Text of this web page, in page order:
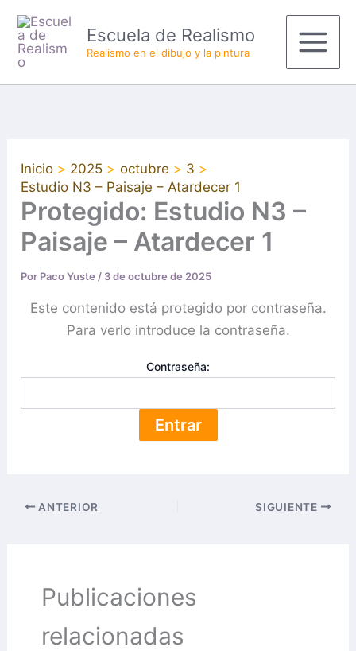
contenido
Escuela de Realismo
Realismo en el dibujo y la pintura
Main
Menu
Inicio 2025 octubre
3
Estudio N3 – Paisaje – Atardecer 1
Protegido: Estudio N3 –
Paisaje – Atardecer 1
Por Paco Yuste / 3 de octubre de 2025
Este contenido está protegido por contraseña.
Para verlo introduce la contraseña.
Contraseña:
ANTERIOR SIGUIENTE
Publicaciones
relacionadas